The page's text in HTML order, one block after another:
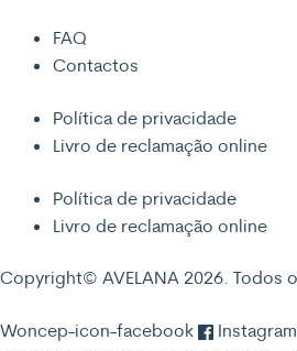
FAQ
Contactos
Política de privacidade
Livro de reclamação online
Política de privacidade
Livro de reclamação online
Copyright© AVELANA 2026. Todos
Woncep-icon-facebook Instagram